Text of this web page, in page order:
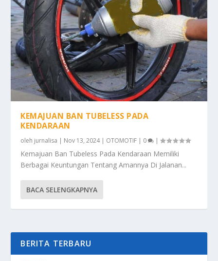
KEMAJUAN BAN TUBELESS PADA
KENDARAAN
oleh jurnalisa | Nov 13, 2024| OTOMOTIF | 0 |
Kemajuan Ban Tubeless Pada Kendaraan Memiliki
Berbagai Keuntungan Tentang Amannya Di Jalanan...
BACA SELENGKAPNYA
BERITA TERBARU